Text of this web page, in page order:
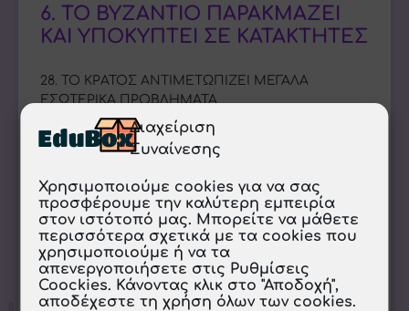
Διαχείριση
Συναίνεσης
Χρησιμοποιούμε cookies για να σας
προσφέρουμε την καλύτερη εμπειρία
στον ιστότοπό μας. Μπορείτε να μάθετε
περισσότερα σχετικά με τα cookies που
χρησιμοποιούμε ή να τα
απενεργοποιήσετε στις Ρυθμίσεις
Coockies. Κάνοντας κλικ στο "Αποδοχή",
αποδέχεστε τη χρήση όλων των cookies.
6. ΤΟ ΒΥΖΑΝΤΙΟ ΠΑΡΑΚΜΑΖΕΙ
ΚΑΙ ΥΠΟΚΥΠΤΕΙ ΣΕ ΚΑΤΑΚΤΗΤΕΣ
28. ΤΟ ΚΡΑΤΟΣ ΑΝΤΙΜΕΤΩΠΙΖΕΙ ΜΕΓΑΛΑ
ΕΣΩΤΕΡΙΚΑ ΠΡΟΒΛΗΜΑΤΑ
29. ΝΕΟΙ ΕΧΘΡΟΙ ΕΜΦΑΝΙΖΟΝΤΑΙ ΚΑΙ
ΑΠΟΣΠΟΥΝ ΕΔΑΦΗ ΑΠΟ ΤΗΝ ΑΥΤΟΚΡΑΤΟΡΙΑ
30α. Η ΤΕΤΑΡΤΗ ΣΤΑΥΡΟΦΟΡΙΑ ΚΑΙ Η ΑΛΩΣΗ
ΤΗΣ ΚΩΝΣΤΑΝΤΙΝΟΥΠΟΛΗΣ ΑΠΟ ΤΟΥΣ
ΦΡΑΓΚΟΥΣ
30β. ΤΑ ΕΛΛΗΝΙΚΑ ΚΡΑΤΗ ΜΕΤΑ ΤΗΝ ΑΛΩΣΗ ΤΗΣ
ΠΟΛΗΣ
31. Η ΑΝΑΚΤΗΣΗ ΤΗΣ ΠΟΛΗΣ ΑΠΟ ΤΟΝ ΜΙΧΑΗΛ
Η΄, ΤΟΝ ΠΑΛΑΙΟΛΟΓΟ